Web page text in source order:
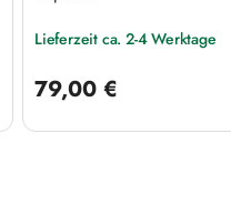
Lieferzeit ca. 2-4 Werktage
79,00 €